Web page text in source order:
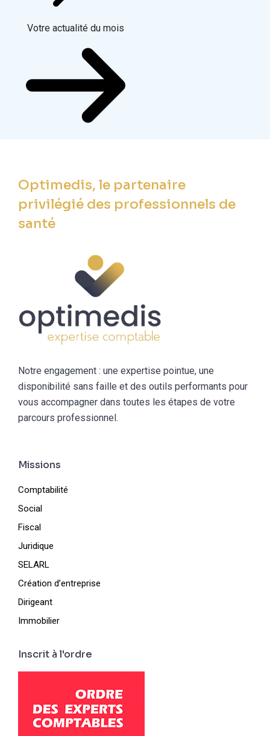
Votre actualité du mois
Optimedis, le partenaire
privilégié des professionnels de
santé
Notre engagement : une expertise pointue, une
disponibilité sans faille et des outils performants pour
vous accompagner dans toutes les étapes de votre
parcours professionnel.
Missions
Comptabilité
Social
Fiscal
Juridique
SELARL
Création d’entreprise
Dirigeant
Immobilier
Inscrit à l'ordre